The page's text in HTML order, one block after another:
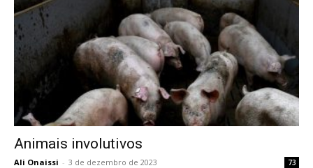
Animais involutivos
Ali Onaissi - 3 de dezembro de 2023 73